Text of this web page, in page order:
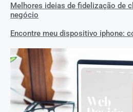
Melhores ideias de fidelização de
negócio
Encontre meu dispositivo iphone: